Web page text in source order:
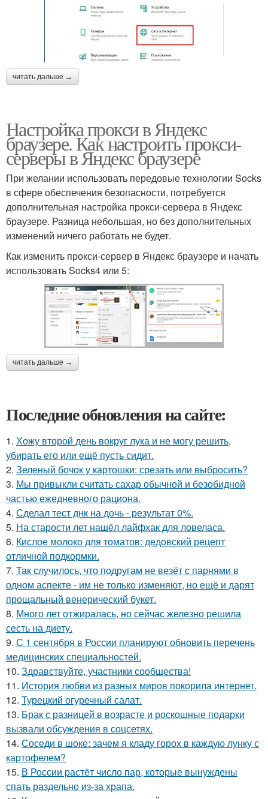
читать дальше →
Настройка прокси в Яндекс
браузере. Как настроить прокси-
серверы в Яндекс браузере
При желании использовать передовые технологии Socks
в сфере обеспечения безопасности, потребуется
дополнительная настройка прокси-сервера в Яндекс
браузере. Разница небольшая, но без дополнительных
изменений ничего работать не будет.
Как изменить прокси-сервер в Яндекс браузере и начать
использовать Socks4 или 5:
читать дальше →
Последние обновления на сайте:
1. Хожу второй день вокруг лука и не могу решить,
убирать его или ещё пусть сидит.
2. Зеленый бочок у картошки: срезать или выбросить?
3. Мы привыкли считать сахар обычной и безобидной
частью ежедневного рациона.
4. Сделал тест днк на дочь - результат 0%.
5. На старости лет нашёл лайфхак для ловеласа.
6. Кислое молоко для томатов: дедовский рецепт
отличной подкормки.
7. Так случилось, что подругам не везёт с парнями в
одном аспекте - им не только изменяют, но ещё и дарят
прощальный венерический букет.
8. Много лет отжиралась, но сейчас железно решила
сесть на диету.
9. С 1 сентября в России планируют обновить перечень
медицинских специальностей.
10. Здравствуйте, участники сообщества!
11. История любви из разных миров покорила интернет.
12. Турецкий огуречный салат.
13. Брак с разницей в возрасте и роскошные подарки
вызвали обсуждения в соцсетях.
14. Соседи в шоке: зачем я кладу горох в каждую лунку с
картофелем?
15. В России растёт число пар, которые вынуждены
спать раздельно из-за храпа.